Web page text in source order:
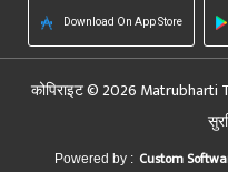
Download On App Store
कोपिराइट © 2026 Matrubharti
Powered by : Custom